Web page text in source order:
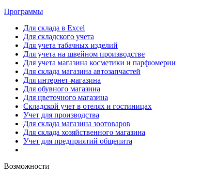
Программы
Для склада в Excel
Для складского учета
Для учета табачных изделий
Для учета на швейном производстве
Для учета магазина косметики и парфюмерии
Для склада магазина автозапчастей
Для интернет-магазина
Для обувного магазина
Для цветочного магазина
Складской учет в отелях и гостиницах
Учет для производства
Для склада магазина зоотоваров
Для склада хозяйственного магазина
Учет для предприятий общепита
Возможности